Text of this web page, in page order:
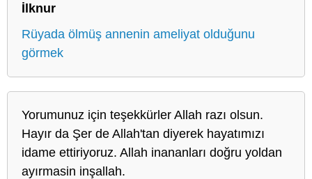
İlknur
Rüyada ölmüş annenin ameliyat olduğunu
görmek
Yorumunuz için teşekkürler Allah razı olsun.
Hayır da Şer de Allah'tan diyerek hayatımızı
idame ettiriyoruz. Allah inananları doğru yoldan
ayırmasin inşallah.